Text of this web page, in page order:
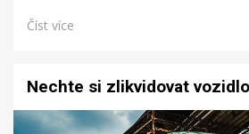
Číst více
Nechte si zlikvidovat vozidlo